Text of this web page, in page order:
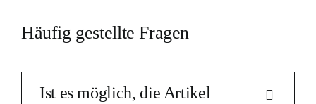
Häufig gestellte Fragen
Ist es möglich, die Artikel